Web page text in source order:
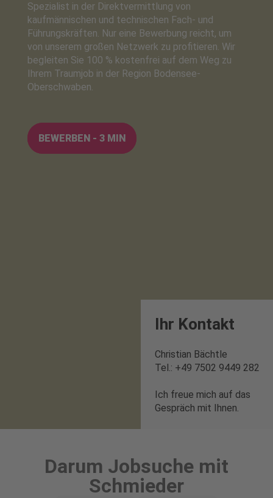
Spezialist in der Direktvermittlung von
kaufmännischen und technischen Fach- und
Führungskräften. Nur eine Bewerbung reicht, um
von unserem großen Netzwerk zu profitieren. Wir
begleiten Sie 100 % kostenfrei auf dem Weg zu
Ihrem Traumjob in der Region Bodensee-
Oberschwaben.
BEWERBEN - 3 MIN
Ihr Kontakt
Christian Bächtle
Tel.: +49 7502 9449 282
Ich freue mich auf das
Gespräch mit Ihnen.
Darum Jobsuche mit
Schmieder